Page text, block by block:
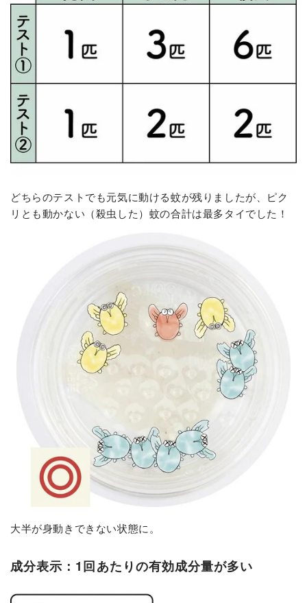
どちらのテストでも元気に動ける蚊が残りましたが、ピク
リとも動かない（殺虫した）蚊の合計は最多タイでした！
大半が身動きできない状態に。
成分表示：1回あたりの有効成分量が多い